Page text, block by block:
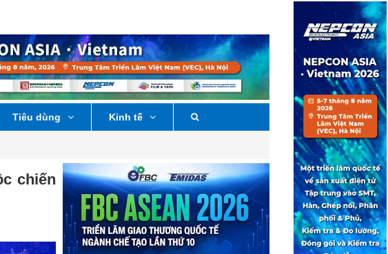
Tiêu dùng Kinh tế
chiến